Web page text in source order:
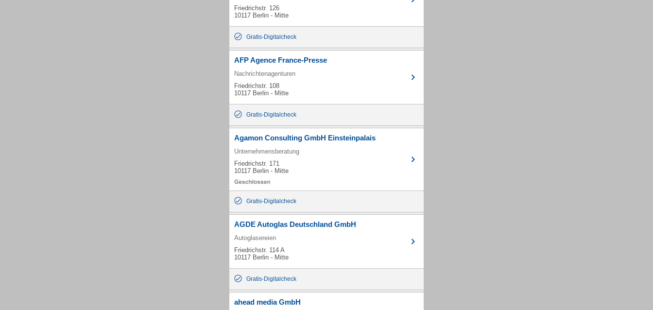
Friedrichstr. 126
10117 Berlin - Mitte
Gratis-Digitalcheck
AFP Agence France-Presse
Nachrichtenagenturen
Friedrichstr. 108
10117 Berlin - Mitte
Gratis-Digitalcheck
Agamon Consulting GmbH Einsteinpalais
Unternehmensberatung
Friedrichstr. 171
10117 Berlin - Mitte
Gratis-Digitalcheck
AGDE Autoglas Deutschland GmbH
Autoglasereien
Friedrichstr. 114 A
10117 Berlin - Mitte
Gratis-Digitalcheck
ahead media GmbH